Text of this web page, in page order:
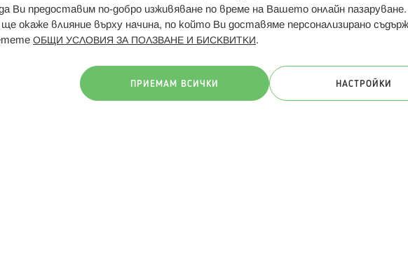
Магазини Свързани сайтове: Hippoland.ro
Ви предоставим по-добро изживяване по време на Вашето онлайн
окаже влияние върху начина, по който Ви доставяме персонализирано
ОБЩИ УСЛОВИЯ ЗА ПОЛЗВАНЕ И БИСКВИТКИ .
ПРИЕМАМ ВСИЧКИ НАСТРОЙКИ